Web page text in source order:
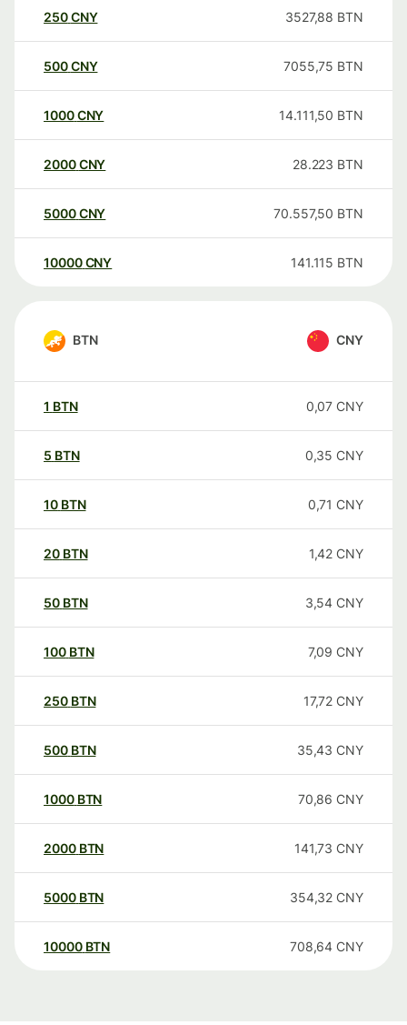
250CNY 3527,88 BTN
500CNY 7055,75 BTN
1000CNY 14.111,50 BTN
2000CNY 28.223 BTN
5000CNY 70.557,50 BTN
10000 CNY 141.115 BTN
BTN CNY
1 BTN 0,07 CNY
5 BTN 0,35 CNY
10 BTN 0,71 CNY
20 BTN 1,42 CNY
50 BTN 3,54 CNY
100 BTN 7,09 CNY
250 BTN 17,72 CNY
500 BTN 35,43 CNY
1000 BTN 70,86 CNY
2000 BTN 141,73 CNY
5000 BTN 354,32 CNY
10000 BTN 708,64 CNY